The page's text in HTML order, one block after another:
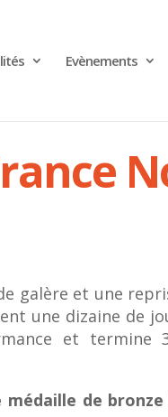
Evènements
galère et une
une dizaine de
et termine
médaille de